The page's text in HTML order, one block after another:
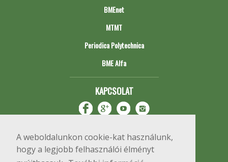
A weboldalunkon cookie-kat használunk,
hogy a legjobb felhasználói élményt
BMEnet
MTMT
Periodica Polytechnica
BME Alfa
KAPCSOLAT